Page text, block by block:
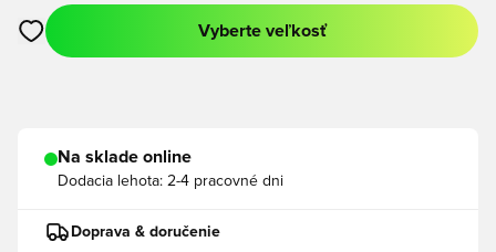
Otvorí modál na prihlásenie alebo registráciu ako člen
Vyberte veľkosť
Na sklade online
Dodacia lehota: 2-4 pracovné dni
Doprava & doručenie